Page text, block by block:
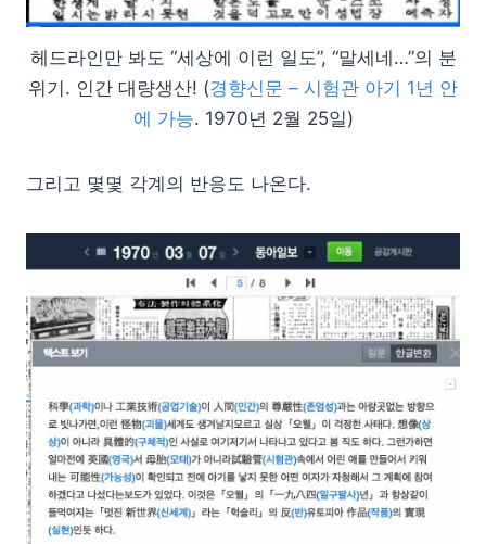
헤드라인만 봐도 “세상에 이런 일도”, “말세네…”의 분
위기. 인간 대량생산! (경향신문 – 시험관 아기 1년 안
에 가능. 1970년 2월 25일)
그리고 몇몇 각계의 반응도 나온다.